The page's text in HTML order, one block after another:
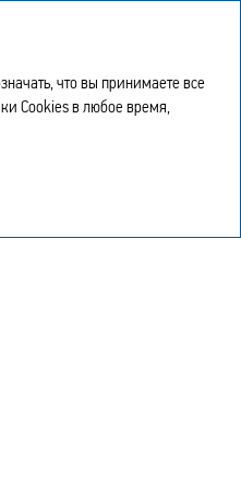
что вы принимаете все
Cookies в любое время,